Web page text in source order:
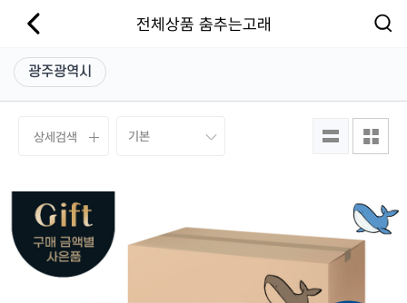
전체상품 춤추는고래
광주광역시
상세검색